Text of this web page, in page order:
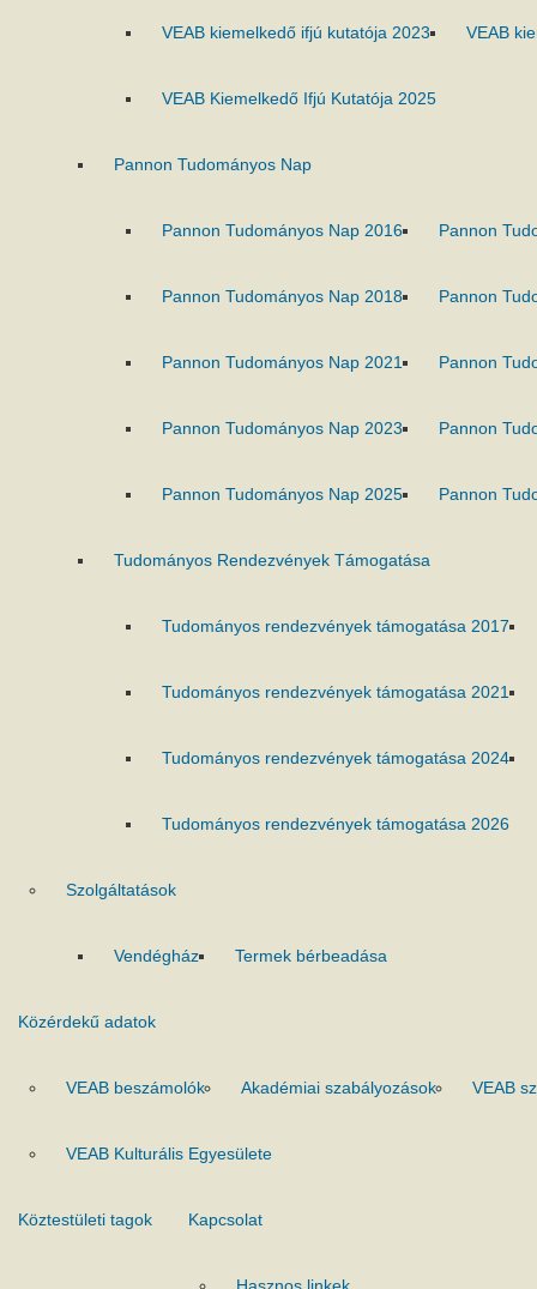
VEAB kiemelkedő ifjú kutatója 2023 VEAB
VEAB Kiemelkedő Ifjú Kutatója 2025
Pannon Tudományos Nap
Pannon Tudományos Nap 2016 Pannon
Pannon Tudományos Nap 2018 Pannon
Pannon Tudományos Nap 2021 Pannon
Pannon Tudományos Nap 2023 Pannon
Pannon Tudományos Nap 2025 Pannon
Tudományos Rendezvények Támogatása
Tudományos rendezvények támogatása 2017
Tudományos rendezvények támogatása 2021
Tudományos rendezvények támogatása 2024
Tudományos rendezvények támogatása 2026
Szolgáltatások
Vendégház Termek bérbeadása
Közérdekű adatok
VEAB beszámolók Akadémiai szabályozások VEAB
VEAB Kulturális Egyesülete
Köztestületi tagok Kapcsolat